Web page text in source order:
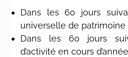
Dans les 60 jours
universelle de patrimoine
Dans les 60 jours
d’activité en cours